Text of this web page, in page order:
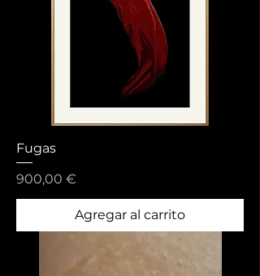
Fugas
Precio
900,00 €
Agregar al carrito